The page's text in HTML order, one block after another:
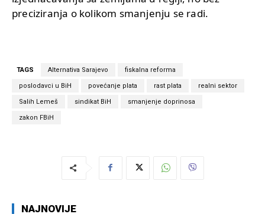
preciziranja o kolikom smanjenju se radi.
TAGS Alternativa Sarajevo fiskalna reforma
poslodavci u BiH povećanje plata rast plata realni sektor
Salih Lemeš sindikat BiH smanjenje doprinosa
zakon FBiH
NAJNOVIJE